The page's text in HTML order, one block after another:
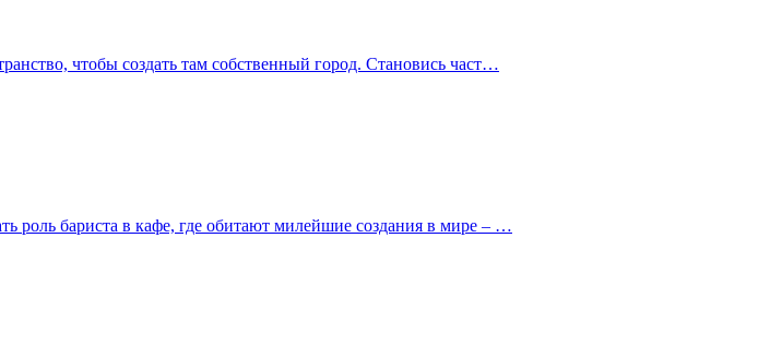
чтобы создать там собственный город. Становись част…
роль бариста в кафе, где обитают милейшие создания в мире – …